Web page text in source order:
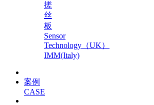
搓
丝
板
Sensor
Technology（UK）
IMM(Italy)
案例
CASE